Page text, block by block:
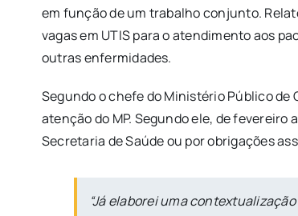
em função de um trabalho conjunto.
vagas em UTIS para o atendimento aos
outras enfermidades.
Segundo o chefe do Ministério Público de
atenção do MP. Segundo ele, de
Secretaria de Saúde ou por obrigações
“Já elaborei uma